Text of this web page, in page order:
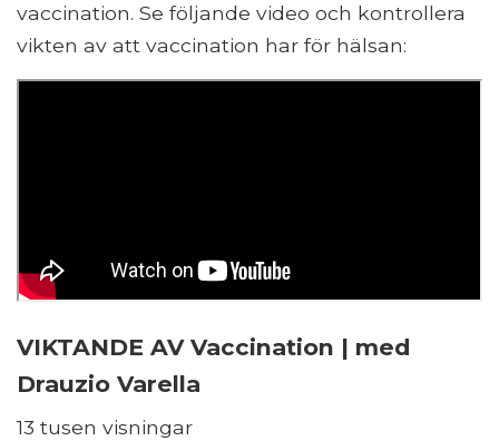
vaccination. Se följande video och kontrollera
vikten av att vaccination har för hälsan:
VIKTANDE AV Vaccination | med
Drauzio Varella
13 tusen visningar